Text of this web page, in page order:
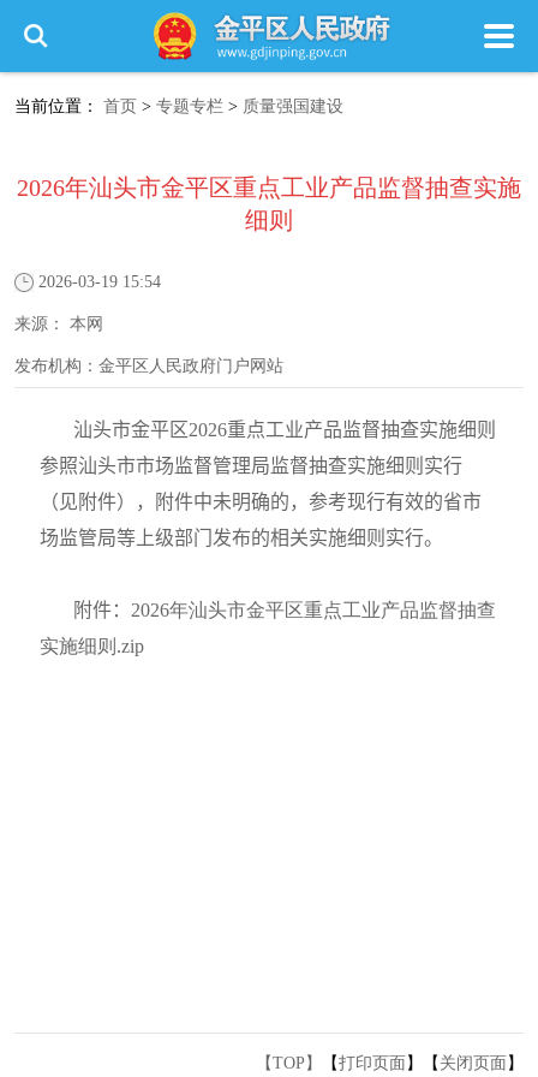
当前位置： 首页 > 专题专栏 > 质量强国建设
2026年汕头市金平区重点工业产品监督抽查实施
细则
2026-03-19 15:54
来源： 本网
发布机构： 金平区人民政府门户网站
汕头市金平区2026重点工业产品监督抽查实施细则
参照汕头市市场监督管理局监督抽查实施细则实行
（见附件）
，
附件中未明确的，参考现行有效的省市
场监管局等上级部门发布的相关实施细则实行。
附件： 2026年汕头市金平区重点工业产品监督抽查
实施细则.zip
【TOP】 【打印页面 】【 关闭页面 】